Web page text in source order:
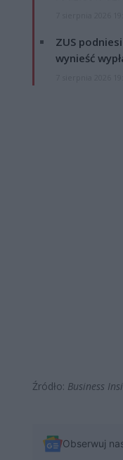
ZUS
wynieść
Źródło: Business
Obserwuj